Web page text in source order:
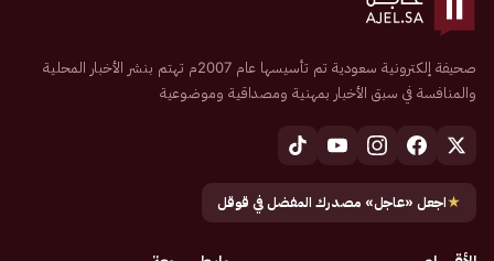
صحيفة إلكترونية سعودية تم تأسيسها عام 2007م تهتم بنشر الأخبار المحلية
والمنافسة في سبق الأخبار بمهنية ومصداقية وموضوعية
★اجعل «عاجل» مصدرك المفضل في قوقل